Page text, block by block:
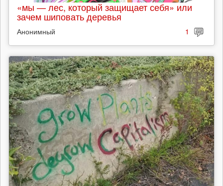
«мы — лес, который защищает себя» или
зачем шиповать деревья
Анонимный 1